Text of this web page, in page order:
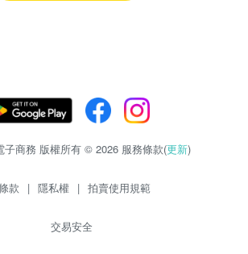
子商務 版權所有 © 2026 服務條款(更新)
款 | 隱私權 | 拍賣使用規範
交易安全